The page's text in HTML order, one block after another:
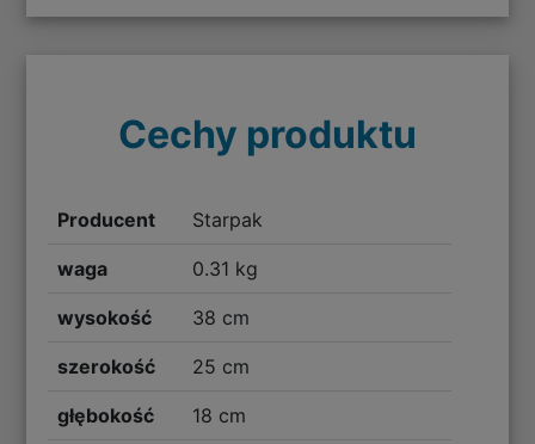
Cechy produktu
Producent Starpak
waga 0.31 kg
wysokość 38 cm
szerokość 25 cm
głębokość 18 cm